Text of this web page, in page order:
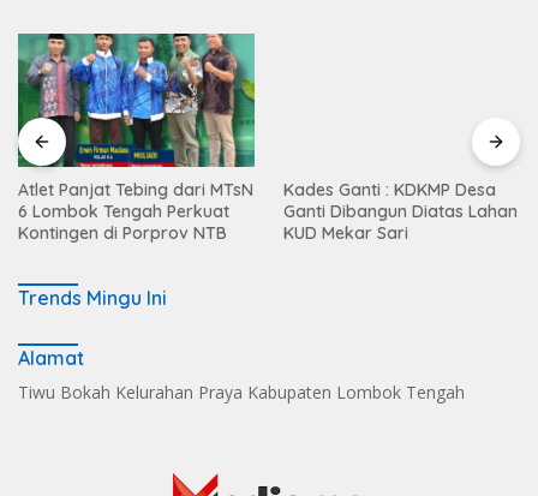
Atlet Panjat Tebing dari MTsN
6 Lombok Tengah Perkuat
Kontingen di Porprov NTB
Kades Ganti : KDKMP Desa
Ganti Dibangun Diatas Lahan
KUD Mekar Sari
Trends Mingu Ini
Alamat
Tiwu Bokah Kelurahan Praya Kabupaten Lombok Tengah